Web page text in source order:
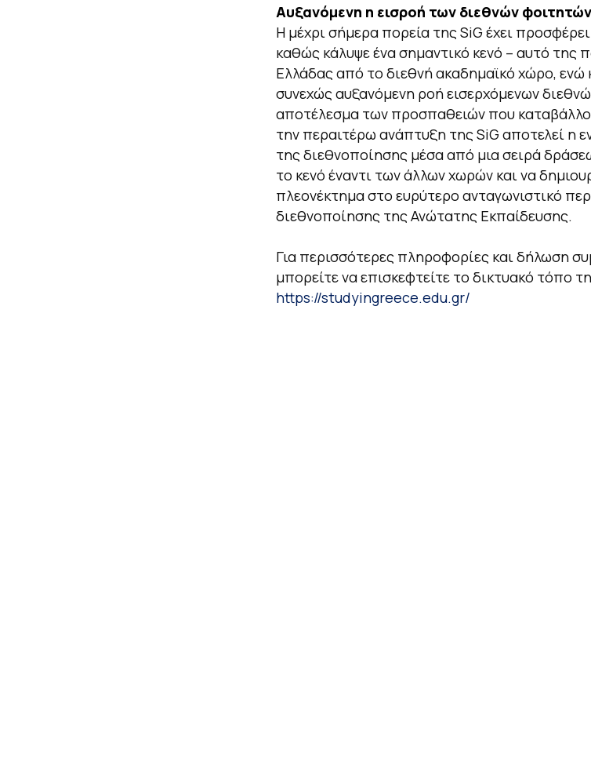
Αυξανόμενη η εισροή των διεθνών
Η μέχρι σήμερα πορεία της SiG έχει
καθώς κάλυψε ένα σημαντικό κενό – αυτό της
Ελλάδας από το διεθνή ακαδημαϊκό χώρο, ενώ
συνεχώς αυξανόμενη ροή εισερχόμενων
αποτέλεσμα των προσπαθειών που
την περαιτέρω ανάπτυξη της SiG αποτελεί η
της διεθνοποίησης μέσα από μια σειρά
το κενό έναντι των άλλων χωρών και να
πλεονέκτημα στο ευρύτερο ανταγωνιστικό
διεθνοποίησης της Ανώτατης Εκπαίδευσης.
Για περισσότερες πληροφορίες και δήλωση
μπορείτε να επισκεφτείτε το δικτυακό τόπο
https://studyingreece.edu.gr/